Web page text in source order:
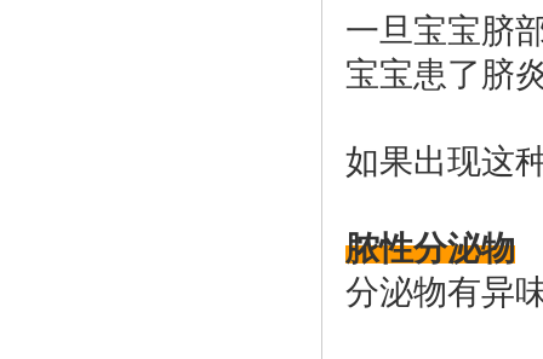
一旦宝宝脐
宝宝患了脐
如果出现这
脓性分泌物
分泌物有异